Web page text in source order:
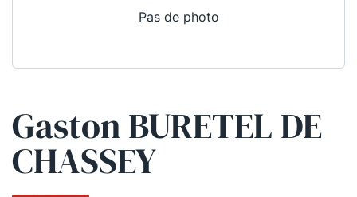
Pas de photo
Gaston BURETEL DE
CHASSEY
Qui sommes-nous ?
La Conférence